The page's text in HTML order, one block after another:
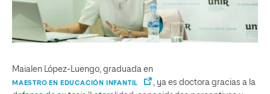
Maialen López-Luengo, graduada en
MAESTRO EN EDUCACIÓN INFANTIL
, ya es doctora gracias a la